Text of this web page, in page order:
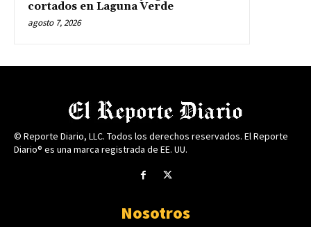
cortados en Laguna Verde
agosto 7, 2026
© Reporte Diario, LLC. Todos los derechos reservados. El Reporte
Diario® es una marca registrada de EE. UU.
Nosotros